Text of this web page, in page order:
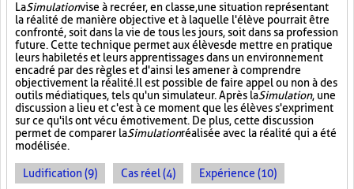
LaSimulationvise à recréer, en classe, une situation représentant
la réalité de manière objective et à laquelle l'élève pourrait être
confronté, soit dans la vie de tous les jours, soit dans sa profession
future. Cette technique permet aux élèves de mettre en pratique
leurs habiletés et leurs apprentissages dans un environnement
encadré par des règles et d'ainsi les amener à comprendre
objectivement la réalité. Il est possible de faire appel ou non à des
outils médiatiques, tels qu'un simulateur. Après laSimulation, une
discussion a lieu et c'est à ce moment que les élèves s'expriment
sur ce qu'ils ont vécu émotivement. De plus, cette discussion
permet de comparer laSimulationréalisée avec la réalité qui a été
modélisée.
Ludification (9) Cas réel (4) Expérience (10)